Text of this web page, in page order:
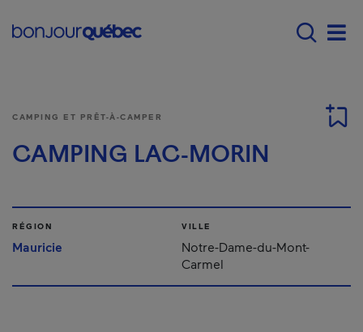
Main navigation -
CAMPING ET PRÊT-À-CAMPER
CAMPING LAC-MORIN
RÉGION
Mauricie
VILLE
Notre-Dame-du-Mont-
Carmel